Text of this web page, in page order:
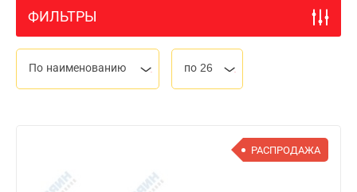
ФИЛЬТРЫ
По наименованию по 26
РАСПРОДАЖА